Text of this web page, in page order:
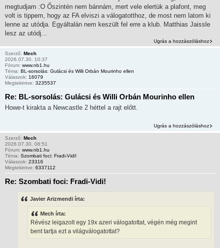
megtudjam :O Őszintén nem bánnám, mert vele elertük a plafont, meg
volt is tippem, hogy az FA elviszi a válogatotthoz, de most nem latom ki
lenne az utódja. Egyáltalán nem keszült fel erre a klub. Matthias Jaissle
lesz az utódj...
Ugrás a hozzászóláshoz
Szerző: Mech
2026.07.30. 10:37
Fórum: www.nb1.hu
Téma: BL-sorsolás: Gulácsi és Willi Orbán Mourinho ellen
Válaszok: 16079
Megtekintve: 3235537
Re: BL-sorsolás: Gulácsi és Willi Orbán Mourinho ellen
Howe-t kirakta a Newcastle 2 héttel a rajt előtt.
Ugrás a hozzászóláshoz
Szerző: Mech
2026.07.30. 08:51
Fórum: www.nb1.hu
Téma: Szombati foci: Fradi-Vidi!
Válaszok: 23316
Megtekintve: 6337112
Re: Szombati foci: Fradi-Vidi!
Javier Arizmendi írta:
Mech írta:
Révész leigazolt egy 19x azeri válogatottat, végén még megint
bent tartja ezt a világválogatottat?